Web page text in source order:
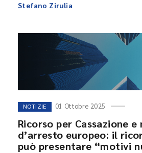
Stefano Zirulia
NOTIZIE 01 Ottobre 2025
Ricorso per Cassazione
d’arresto europeo: il
può presentare “motivi